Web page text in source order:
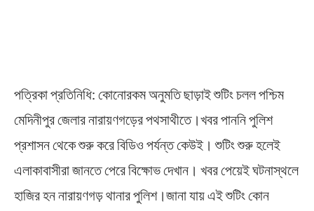
পত্রিকা প্রতিনিধি: কোনোরকম অনুমতি ছাড়াই শুটিং চলল পশ্চিম
মেদিনীপুর জেলার নারায়ণগড়ের পথসাথীতে।খবর পাননি পুলিশ
প্রশাসন থেকে শুরু করে বিডিও পর্যন্ত কেউই। শুটিং শুরু হলেই
এলাকাবাসীরা জানতে পেরে বিক্ষোভ দেখান। খবর পেয়েই ঘটনাস্থলে
হাজির হন নারায়ণগড় থানার পুলিশ।জানা যায় এই শুটিং কোন